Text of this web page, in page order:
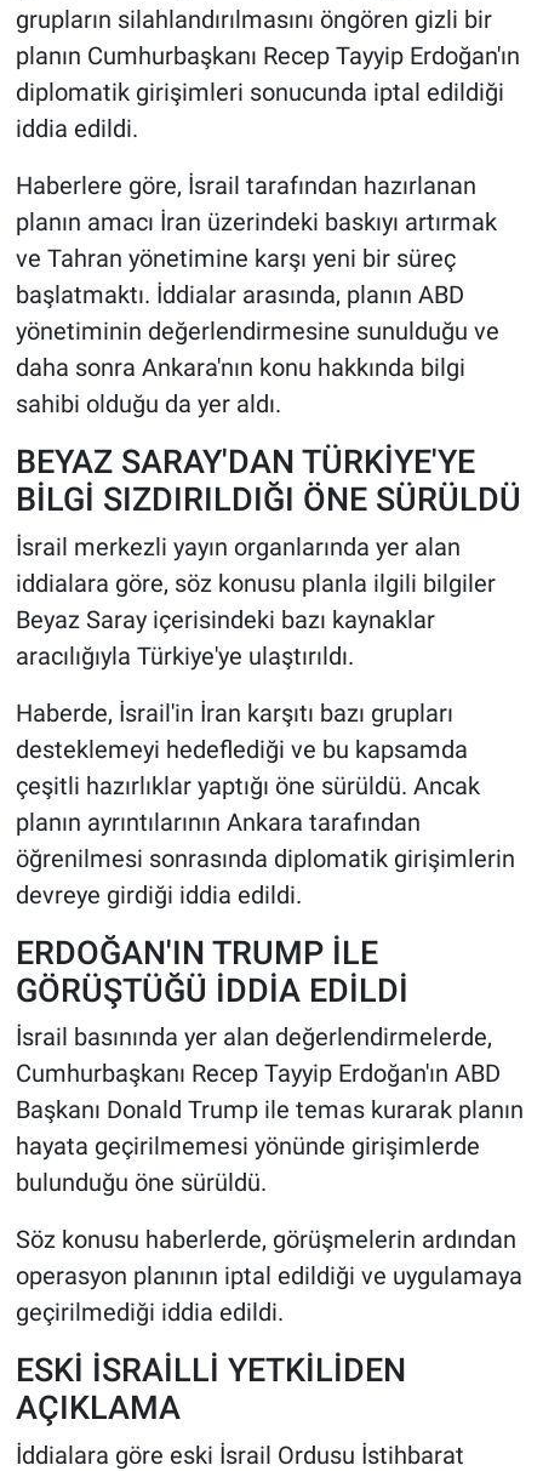
grupların silahlandırılmasını öngören gizli bir
planın Cumhurbaşkanı Recep Tayyip Erdoğan'ın
diplomatik girişimleri sonucunda iptal edildiği
iddia edildi.
Haberlere göre, İsrail tarafından hazırlanan
planın amacı İran üzerindeki baskıyı artırmak
ve Tahran yönetimine karşı yeni bir süreç
başlatmaktı. İddialar arasında, planın ABD
yönetiminin değerlendirmesine sunulduğu ve
daha sonra Ankara'nın konu hakkında bilgi
sahibi olduğu da yer aldı.
BEYAZ SARAY'DAN TÜRKİYE'YE
BİLGİ SIZDIRILDIĞI ÖNE SÜRÜLDÜ
İsrail merkezli yayın organlarında yer alan
iddialara göre, söz konusu planla ilgili bilgiler
Beyaz Saray içerisindeki bazı kaynaklar
aracılığıyla Türkiye'ye ulaştırıldı.
Haberde, İsrail'in İran karşıtı bazı grupları
desteklemeyi hedeflediği ve bu kapsamda
çeşitli hazırlıklar yaptığı öne sürüldü. Ancak
planın ayrıntılarının Ankara tarafından
öğrenilmesi sonrasında diplomatik girişimlerin
devreye girdiği iddia edildi.
ERDOĞAN'IN TRUMP İLE
GÖRÜŞTÜĞÜ İDDİA EDİLDİ
İsrail basınında yer alan değerlendirmelerde,
Cumhurbaşkanı Recep Tayyip Erdoğan'ın ABD
Başkanı Donald Trump ile temas kurarak planın
hayata geçirilmemesi yönünde girişimlerde
bulunduğu öne sürüldü.
Söz konusu haberlerde, görüşmelerin ardından
operasyon planının iptal edildiği ve uygulamaya
geçirilmediği iddia edildi.
ESKİ İSRAİLLİ YETKİLİDEN
AÇIKLAMA
İddialara göre eski İsrail Ordusu İstihbarat
POLİTİKA
SPOR
Bilim, Teknoloji